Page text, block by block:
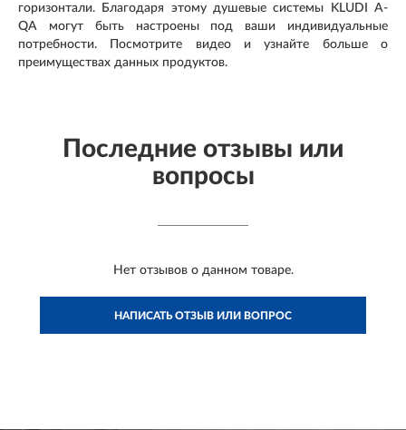
горизонтали. Благодаря этому душевые системы KLUDI A-
QA могут быть настроены под ваши индивидуальные
потребности. Посмотрите видео и узнайте больше о
преимуществах данных продуктов.
Последние отзывы или
вопросы
Нет отзывов о данном товаре.
НАПИСАТЬ ОТЗЫВ ИЛИ ВОПРОС